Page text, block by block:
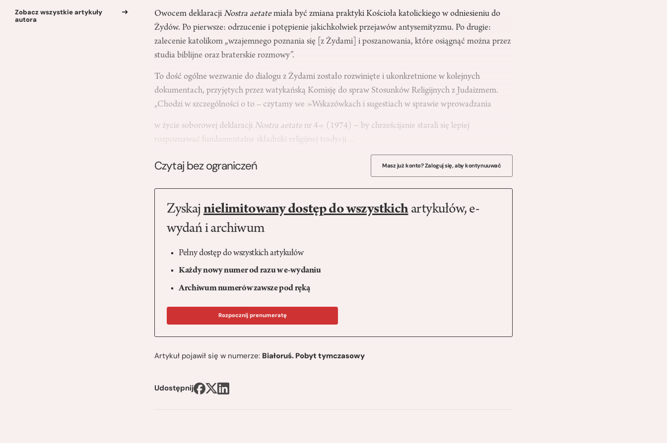
Zobacz wszystkie artykuły
autora
Owocem deklaracjiNostra aetatemiała być zmiana praktyki Kościoła katolickiego w odniesieniu do
Żydów. Po pierwsze: odrzucenie i potępienie jakichkolwiek przejawów antysemityzmu. Po drugie:
zalecenie katolikom „wzajemnego poznania się [z Żydami] i poszanowania, które osiągnąć można przez
studia biblijne oraz braterskie rozmowy”.
To dość ogólne wezwanie do dialogu z Żydami zostało rozwinięte i ukonkretnione w kolejnych
dokumentach, przyjętych przez watykańską Komisję do spraw Stosunków Religijnych z Judaizmem.
„Chodzi w szczególności o to – czytamy we »Wskazówkach i sugestiach w sprawie wprowadzania
w życie soborowej deklaracji Nostra aetate nr 4« (1974) − by chrześcijanie starali się lepiej
rozpoznawać fundamentalne składniki religijnej tradycji…
Czytaj bez ograniczeń Masz już konto? Zaloguj się, aby kontynuuwać
Zyskaj nielimitowany dostęp do wszystkichartykułów, e-
wydań i archiwum
Pełny dostęp do wszystkich artykułów
Każdy nowy numer od razu w e-wydaniu
Archiwum numerów zawsze pod ręką
Rozpocznij prenumeratę
Artykuł pojawił się w numerze: Białoruś. Pobyt tymczasowy
Udostępnij